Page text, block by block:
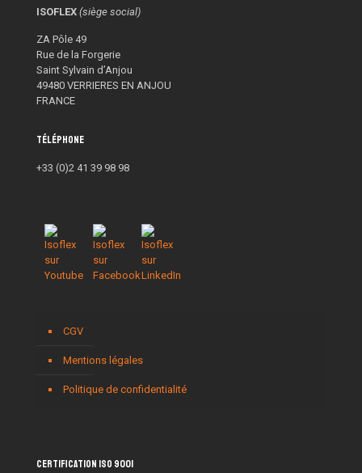
ISOFLEX (siège social)
ZA Pôle 49
Rue de la Forgerie
Saint Sylvain d’Anjou
49480 VERRIERES EN ANJOU
FRANCE
Téléphone
+33 (0)2 41 39 98 98
CGV
Mentions légales
Politique de confidentialité
Certification ISO 9001